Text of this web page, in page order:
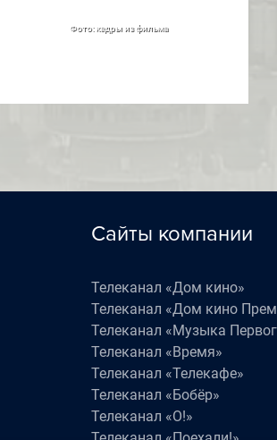
Фото: кадры из фильма
Сайты компании
Телеканал «Дом кино»
Телеканал «Дом кино
Телеканал «Музыка
Телеканал «Время»
Телеканал «Телекафе»
Телеканал «Бобёр»
Телеканал «О!»